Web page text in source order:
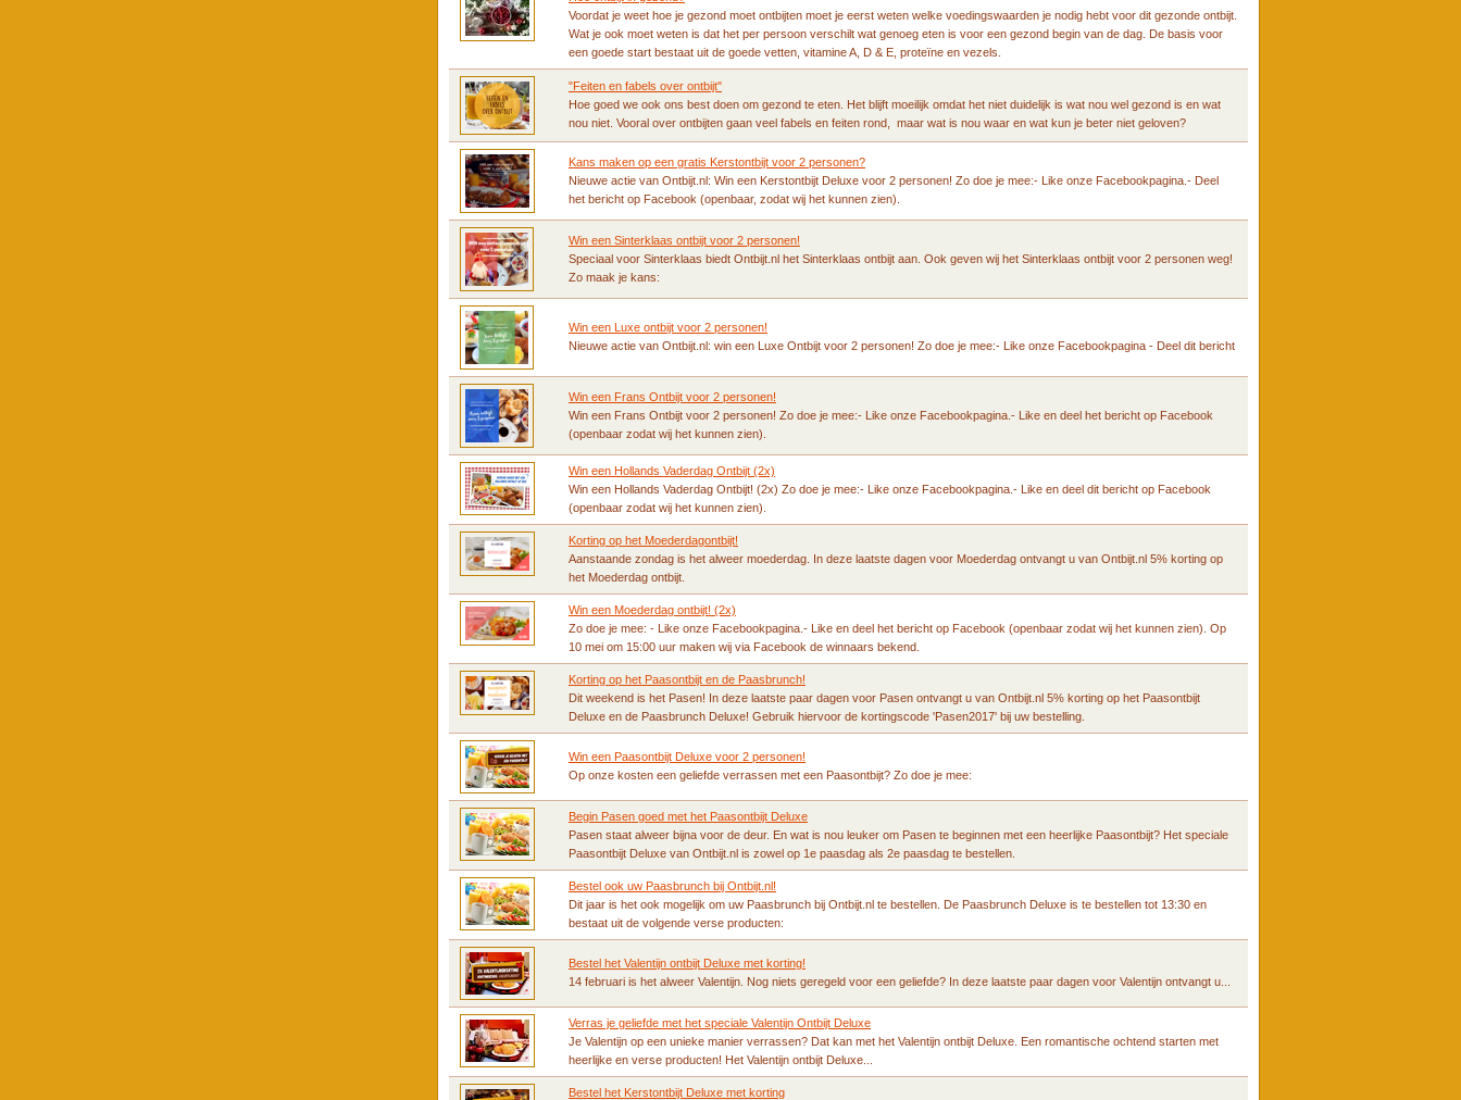
Voordat je weet hoe je gezond moet ontbijten moet je eerst weten welke voedingswaarden je nodig hebt voor dit gezonde ontbijt.
Wat je ook moet weten is dat het per persoon verschilt wat genoeg eten is voor een gezond begin van de dag. De basis voor
een goede start bestaat uit de goede vetten, vitamine A, D & E, proteïne en vezels.
"Feiten en fabels over ontbijt"
Hoe goed we ook ons best doen om gezond te eten. Het blijft moeilijk omdat het niet duidelijk is wat nou wel gezond is en wat
nou niet. Vooral over ontbijten gaan veel fabels en feiten rond, maar wat is nou waar en wat kun je beter niet geloven?
Kans maken op een gratis Kerstontbijt voor 2 personen?
Nieuwe actie van Ontbijt.nl: Win een Kerstontbijt Deluxe voor 2 personen! Zo doe je mee:- Like onze Facebookpagina.- Deel
het bericht op Facebook (openbaar, zodat wij het kunnen zien).
Win een Sinterklaas ontbijt voor 2 personen!
Speciaal voor Sinterklaas biedt Ontbijt.nl het Sinterklaas ontbijt aan. Ook geven wij het Sinterklaas ontbijt voor 2 personen weg!
Zo maak je kans:
Win een Luxe ontbijt voor 2 personen!
Nieuwe actie van Ontbijt.nl: win een Luxe Ontbijt voor 2 personen! Zo doe je mee:- Like onze Facebookpagina - Deel dit bericht
Win een Frans Ontbijt voor 2 personen!
Win een Frans Ontbijt voor 2 personen! Zo doe je mee:- Like onze Facebookpagina.- Like en deel het bericht op Facebook
(openbaar zodat wij het kunnen zien).
Win een Hollands Vaderdag Ontbijt (2x)
Win een Hollands Vaderdag Ontbijt! (2x) Zo doe je mee:- Like onze Facebookpagina.- Like en deel dit bericht op Facebook
(openbaar zodat wij het kunnen zien).
Korting op het Moederdagontbijt!
Aanstaande zondag is het alweer moederdag. In deze laatste dagen voor Moederdag ontvangt u van Ontbijt.nl 5% korting op
het Moederdag ontbijt.
Win een Moederdag ontbijt! (2x)
Zo doe je mee: - Like onze Facebookpagina.- Like en deel het bericht op Facebook (openbaar zodat wij het kunnen zien). Op
10 mei om 15:00 uur maken wij via Facebook de winnaars bekend.
Korting op het Paasontbijt en de Paasbrunch!
Dit weekend is het Pasen! In deze laatste paar dagen voor Pasen ontvangt u van Ontbijt.nl 5% korting op het Paasontbijt
Deluxe en de Paasbrunch Deluxe! Gebruik hiervoor de kortingscode 'Pasen2017' bij uw bestelling.
Win een Paasontbijt Deluxe voor 2 personen!
Op onze kosten een geliefde verrassen met een Paasontbijt? Zo doe je mee:
Begin Pasen goed met het Paasontbijt Deluxe
Pasen staat alweer bijna voor de deur. En wat is nou leuker om Pasen te beginnen met een heerlijke Paasontbijt? Het speciale
Paasontbijt Deluxe van Ontbijt.nl is zowel op 1e paasdag als 2e paasdag te bestellen.
Bestel ook uw Paasbrunch bij Ontbijt.nl!
Dit jaar is het ook mogelijk om uw Paasbrunch bij Ontbijt.nl te bestellen. De Paasbrunch Deluxe is te bestellen tot 13:30 en
bestaat uit de volgende verse producten:
Bestel het Valentijn ontbijt Deluxe met korting!
14 februari is het alweer Valentijn. Nog niets geregeld voor een geliefde? In deze laatste paar dagen voor Valentijn ontvangt u...
Verras je geliefde met het speciale Valentijn Ontbijt Deluxe
Je Valentijn op een unieke manier verrassen? Dat kan met het Valentijn ontbijt Deluxe. Een romantische ochtend starten met
heerlijke en verse producten! Het Valentijn ontbijt Deluxe...
Bestel het Kerstontbijt Deluxe met korting